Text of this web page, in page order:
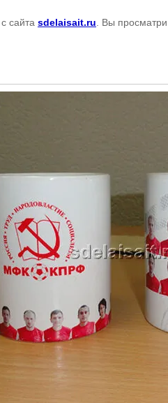
с сайта sdelaisait.ru . Вы